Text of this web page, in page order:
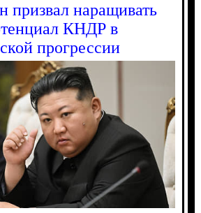
наращивать
КНДР в
прогрессии